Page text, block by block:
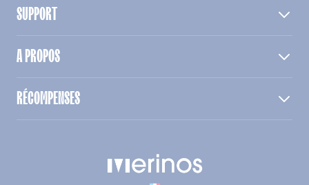
SUPPORT
A PROPOS
RÉCOMPENSES